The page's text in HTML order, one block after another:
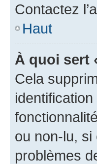
Contactez
Haut
À quoi sert
Cela
ou non-lu, si
problèmes